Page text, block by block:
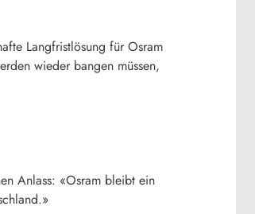
Langfristlösung für Osram
wieder bangen müssen,
Anlass: «Osram bleibt ein